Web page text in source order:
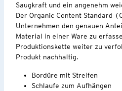
Saugkraft und ein angenehm
Der Organic Content Standard
Unternehmen den genauen
Material in einer Ware zu
Produktionskette weiter zu
Produkt nachhaltig.
Bordüre mit Streifen
Schlaufe zum Aufhängen